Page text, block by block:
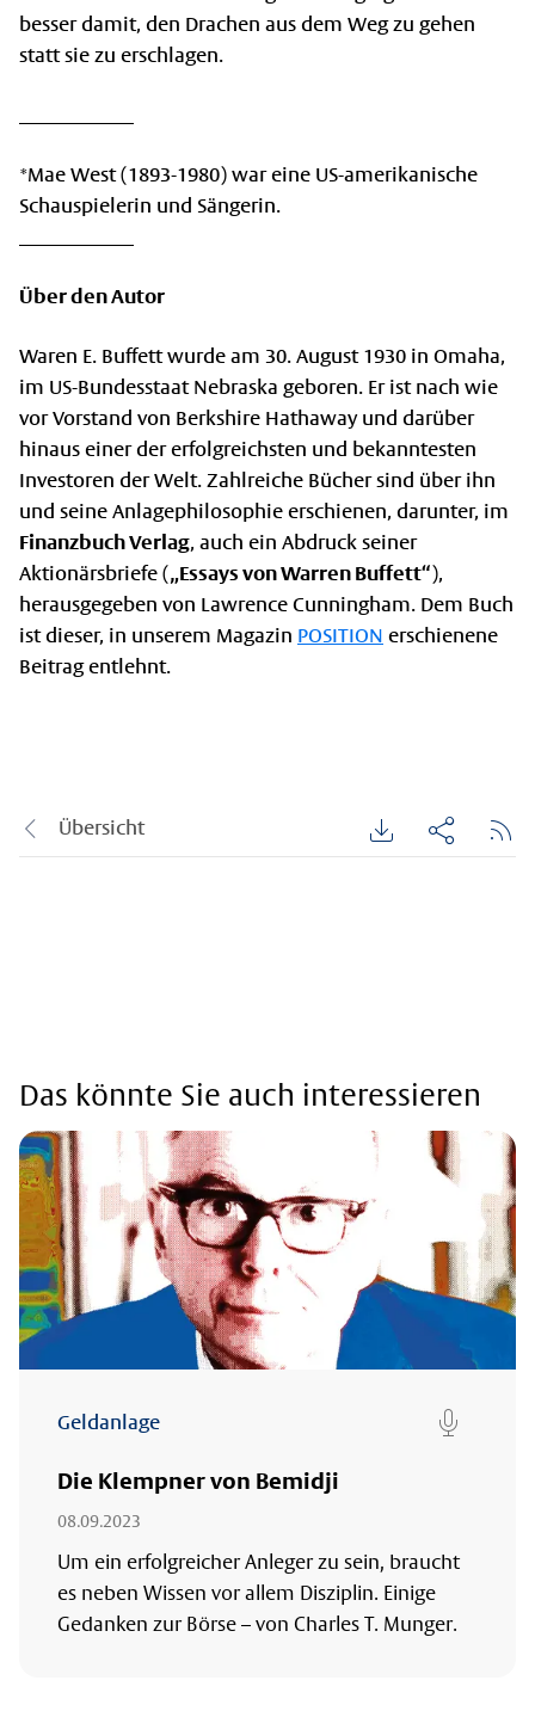
besser damit, den Drachen aus dem Weg zu gehen
statt sie zu erschlagen.
*Mae West (1893-1980) war eine US-amerikanische
Schauspielerin und Sängerin.
Über den Autor
Waren E. Buffett wurde am 30. August 1930 in Omaha,
im US-Bundesstaat Nebraska geboren. Er ist nach wie
vor Vorstand von Berkshire Hathaway und darüber
hinaus einer der erfolgreichsten und bekanntesten
Investoren der Welt. Zahlreiche Bücher sind über ihn
und seine Anlagephilosophie erschienen, darunter, im
Finanzbuch Verlag, auch ein Abdruck seiner
Aktionärsbriefe („Essays von Warren Buffett“),
herausgegeben von Lawrence Cunningham. Dem Buch
ist dieser, in unserem Magazin POSITION erschienene
Beitrag entlehnt.
Übersicht
Das könnte Sie auch interessieren
Geldanlage
Die Klempner von Bemidji
08.09.2023
Um ein erfolgreicher Anleger zu sein, braucht
es neben Wissen vor allem Disziplin. Einige
Gedanken zur Börse – von Charles T. Munger.